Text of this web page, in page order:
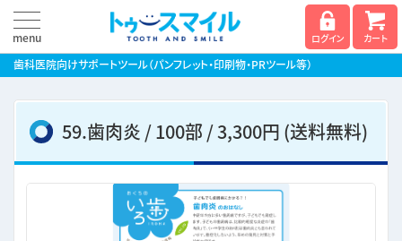
歯科医院向けサポートツール（パンフレット・印刷物・PRツール等）
ログイン カート
59.歯肉炎 / 100部 / 3,300円 (送料無料)
menu